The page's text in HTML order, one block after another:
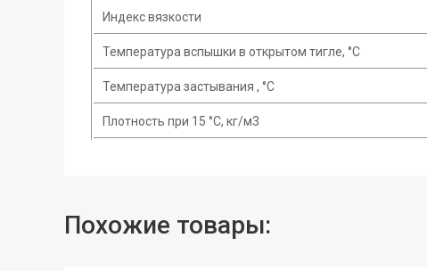
Индекс вязкости
Температура вспышки в открытом тигле, °C
Температура застывания , °C
Плотность при 15 °С, кг/м3
Похожие товары: